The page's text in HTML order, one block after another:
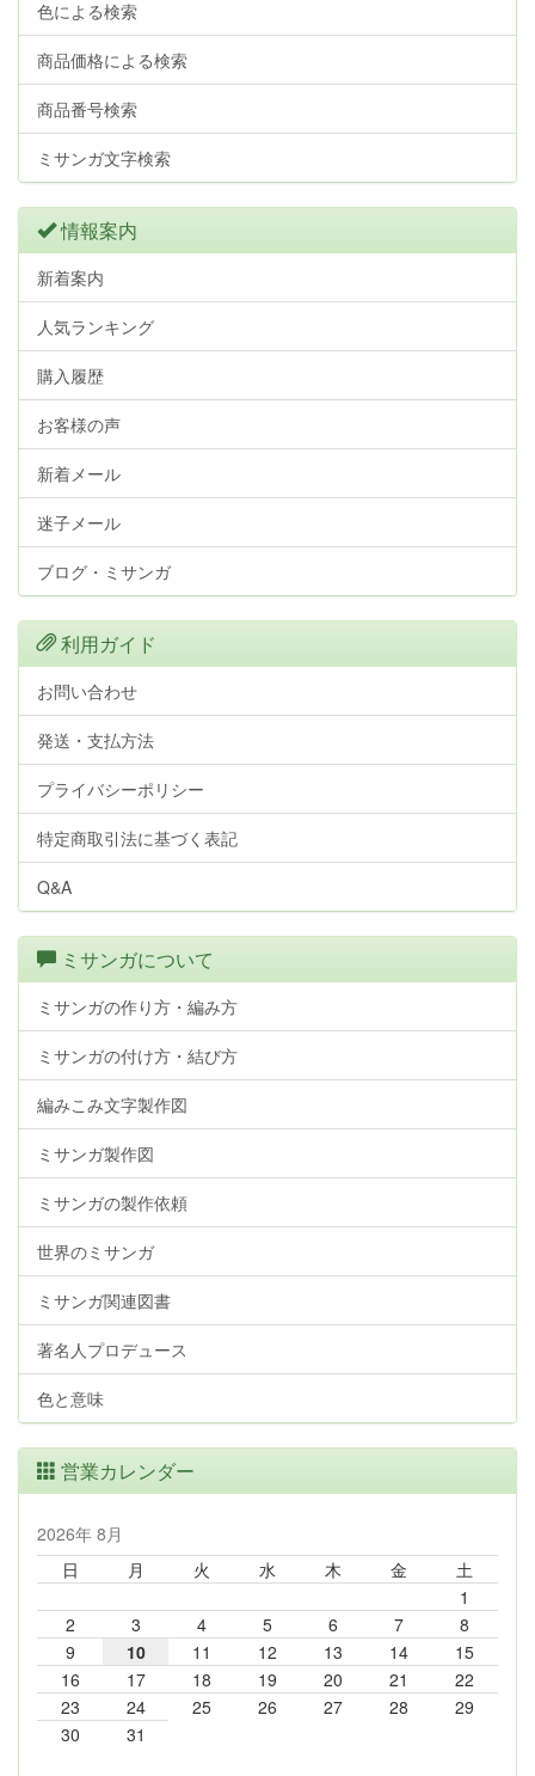
色による検索
商品価格による検索
商品番号検索
ミサンガ文字検索
情報案内
新着案内
人気ランキング
購入履歴
お客様の声
新着メール
迷子メール
ブログ・ミサンガ
利用ガイド
お問い合わせ
発送・支払方法
プライバシーポリシー
特定商取引法に基づく表記
Q&A
ミサンガについて
ミサンガの作り方・編み方
ミサンガの付け方・結び方
編みこみ文字製作図
ミサンガ製作図
ミサンガの製作依頼
世界のミサンガ
ミサンガ関連図書
著名人プロデュース
色と意味
営業カレンダー
2026年 8月
日
月 火 水 木 金
土
1
2
3 4 5 6 7
8
9
10 11 12 13 14
15
16
17 18 19 20 21
22
23
24 25 26 27 28
29
30
31